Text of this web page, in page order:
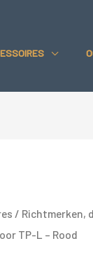
/ Richtmerken,
TP-L – Rood
TP-
-